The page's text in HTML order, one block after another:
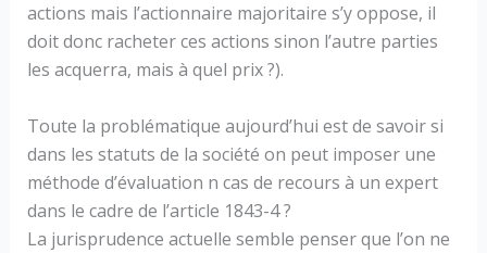
actions mais l’actionnaire majoritaire s’y oppose, il
doit donc racheter ces actions sinon l’autre parties
les acquerra, mais à quel prix ?).
Toute la problématique aujourd’hui est de savoir si
dans les statuts de la société on peut imposer une
méthode d’évaluation n cas de recours à un expert
dans le cadre de l’article 1843-4 ?
La jurisprudence actuelle semble penser que l’on ne